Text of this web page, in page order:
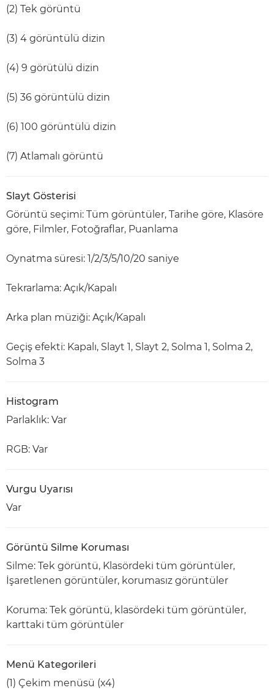
(2) Tek görüntü
(3) 4 görüntülü dizin
(4) 9 görütülü dizin
(5) 36 görüntülü dizin
(6) 100 görüntülü dizin
(7) Atlamalı görüntü
Slayt Gösterisi
Görüntü seçimi: Tüm görüntüler, Tarihe göre, Klasöre
göre, Filmler, Fotoğraflar, Puanlama
Oynatma süresi: 1/2/3/5/10/20 saniye
Tekrarlama: Açık/Kapalı
Arka plan müziği: Açık/Kapalı
Geçiş efekti: Kapalı, Slayt 1, Slayt 2, Solma 1, Solma 2,
Solma 3
Histogram
Parlaklık: Var
RGB: Var
Vurgu Uyarısı
Var
Görüntü Silme Koruması
Silme: Tek görüntü, Klasördeki tüm görüntüler,
İşaretlenen görüntüler, korumasız görüntüler
Koruma: Tek görüntü, klasördeki tüm görüntüler,
karttaki tüm görüntüler
Menü Kategorileri
(1) Çekim menüsü (x4)